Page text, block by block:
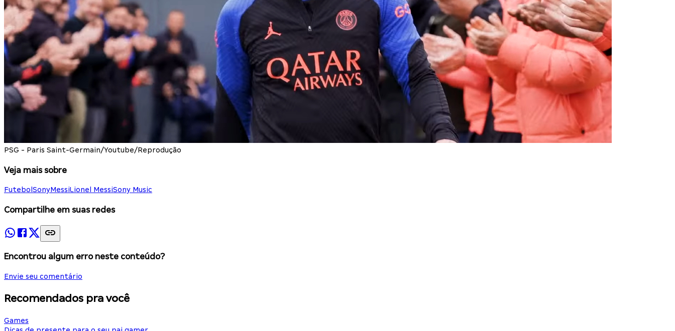
PSG - Paris Saint-Germain/Youtube/Reprodução
Veja mais sobre
Futebol SonyMessiLionel MessiSony Music
Compartilhe em suas redes
Encontrou algum erro neste conteúdo?
Envie seu comentário
Recomendados pra você
Games